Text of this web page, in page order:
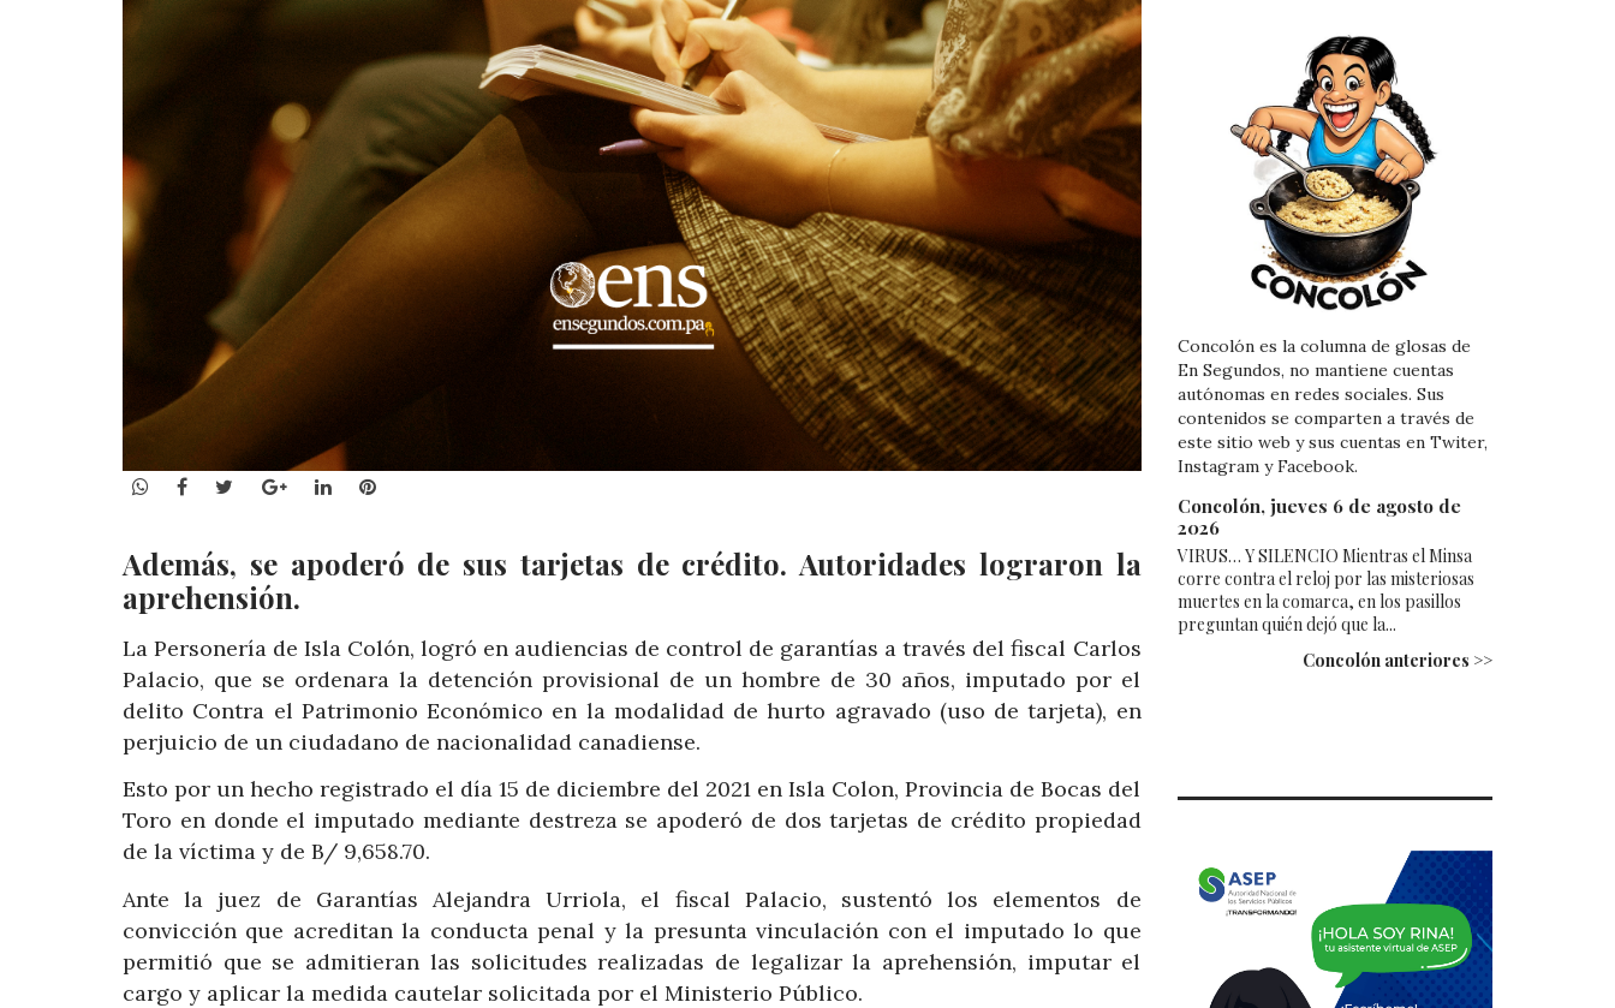
WhatsApp
Facebook
TwitterGoogle+LinkedInPinterest
Además, se apoderó de sus tarjetas de crédito. Autoridades lograron la
aprehensión.
La Personería de Isla Colón, logró en audiencias de control de garantías a través del fiscal Carlos
Palacio, que se ordenara la detención provisional de un hombre de 30 años, imputado por el
delito Contra el Patrimonio Económico en la modalidad de hurto agravado (uso de tarjeta), en
perjuicio de un ciudadano de nacionalidad canadiense.
Esto por un hecho registrado el día 15 de diciembre del 2021 en Isla Colon, Provincia de Bocas del
Toro en donde el imputado mediante destreza se apoderó de dos tarjetas de crédito propiedad
de la víctima y de B/ 9,658.70.
Ante la juez de Garantías Alejandra Urriola, el fiscal Palacio, sustentó los elementos de
convicción que acreditan la conducta penal y la presunta vinculación con el imputado lo que
permitió que se admitieran las solicitudes realizadas de legalizar la aprehensión, imputar el
cargo y aplicar la medida cautelar solicitada por el Ministerio Público.
Concolón es la columna de glosas de
En Segundos, no mantiene cuentas
autónomas en redes sociales. Sus
contenidos se comparten a través de
este sitio web y sus cuentas en Twiter,
Instagram y Facebook.
Concolón, jueves 6 de agosto de
2026
VIRUS… Y SILENCIO Mientras el Minsa
corre contra el reloj por las misteriosas
muertes en la comarca, en los pasillos
preguntan quién dejó que la...
Concolón anteriores >>